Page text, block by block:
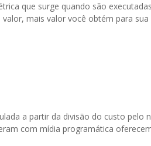
que surge quando são
mais valor você obtém para
a partir da divisão do custo
com mídia programática